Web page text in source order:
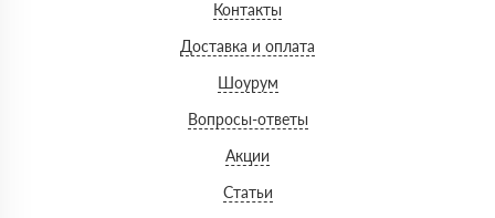
Контакты
Доставка и оплата
Шоурум
Вопросы-ответы
Акции
Статьи